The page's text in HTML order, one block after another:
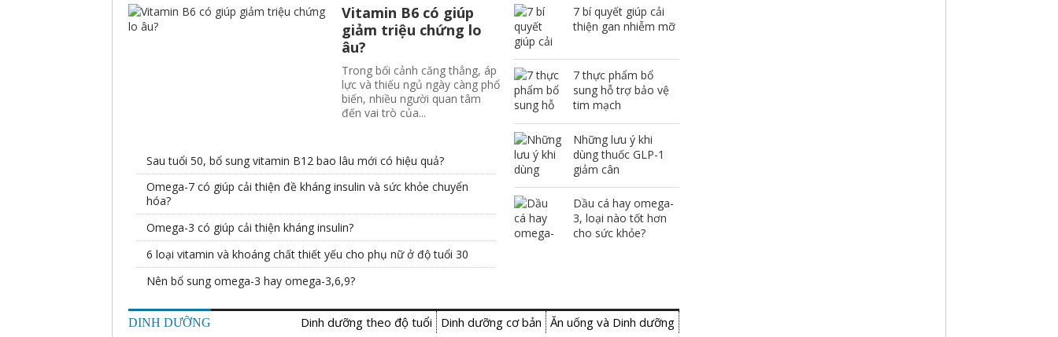
Vitamin B6 có giúp
giảm triệu chứng lo
âu?
Trong bối cảnh căng thẳng, áp
lực và thiếu ngủ ngày càng phổ
biến, nhiều người quan tâm
đến vai trò của...
Sau tuổi 50, bổ sung vitamin B12 bao lâu mới có hiệu quả?
Omega-7 có giúp cải thiện đề kháng insulin và sức khỏe chuyển
hóa?
Omega-3 có giúp cải thiện kháng insulin?
6 loại vitamin và khoáng chất thiết yếu cho phụ nữ ở độ tuổi 30
Nên bổ sung omega-3 hay omega-3,6,9?
7 bí quyết giúp cải
thiện gan nhiễm mỡ
7 thực phẩm bổ
sung hỗ trợ bảo vệ
tim mạch
Những lưu ý khi
dùng thuốc GLP-1
giảm cân
Dầu cá hay omega-
3, loại nào tốt hơn
cho sức khỏe?
DINH DƯỠNG Ăn uống và Dinh dưỡng
Dinh dưỡng cơ bản
Dinh dưỡng theo độ tuổi